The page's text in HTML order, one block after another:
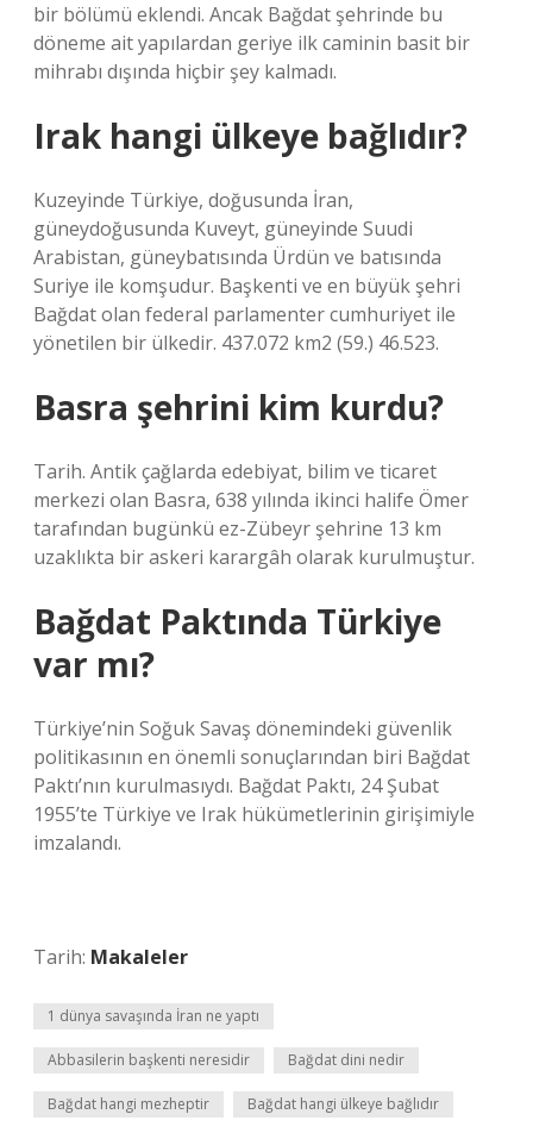
bir bölümü eklendi. Ancak Bağdat şehrinde bu
döneme ait yapılardan geriye ilk caminin basit bir
mihrabı dışında hiçbir şey kalmadı.
Irak hangi ülkeye bağlıdır?
Kuzeyinde Türkiye, doğusunda İran,
güneydoğusunda Kuveyt, güneyinde Suudi
Arabistan, güneybatısında Ürdün ve batısında
Suriye ile komşudur. Başkenti ve en büyük şehri
Bağdat olan federal parlamenter cumhuriyet ile
yönetilen bir ülkedir. 437.072 km2 (59.) 46.523.
Basra şehrini kim kurdu?
Tarih. Antik çağlarda edebiyat, bilim ve ticaret
merkezi olan Basra, 638 yılında ikinci halife Ömer
tarafından bugünkü ez-Zübeyr şehrine 13 km
uzaklıkta bir askeri karargâh olarak kurulmuştur.
Bağdat Paktında Türkiye
var mı?
Türkiye’nin Soğuk Savaş dönemindeki güvenlik
politikasının en önemli sonuçlarından biri Bağdat
Paktı’nın kurulmasıydı. Bağdat Paktı, 24 Şubat
1955’te Türkiye ve Irak hükümetlerinin girişimiyle
imzalandı.
Tarih: Makaleler
1 dünya savaşında İran ne yaptı
Abbasilerin başkenti neresidir Bağdat dini nedir
Bağdat hangi mezheptir Bağdat hangi ülkeye bağlıdır